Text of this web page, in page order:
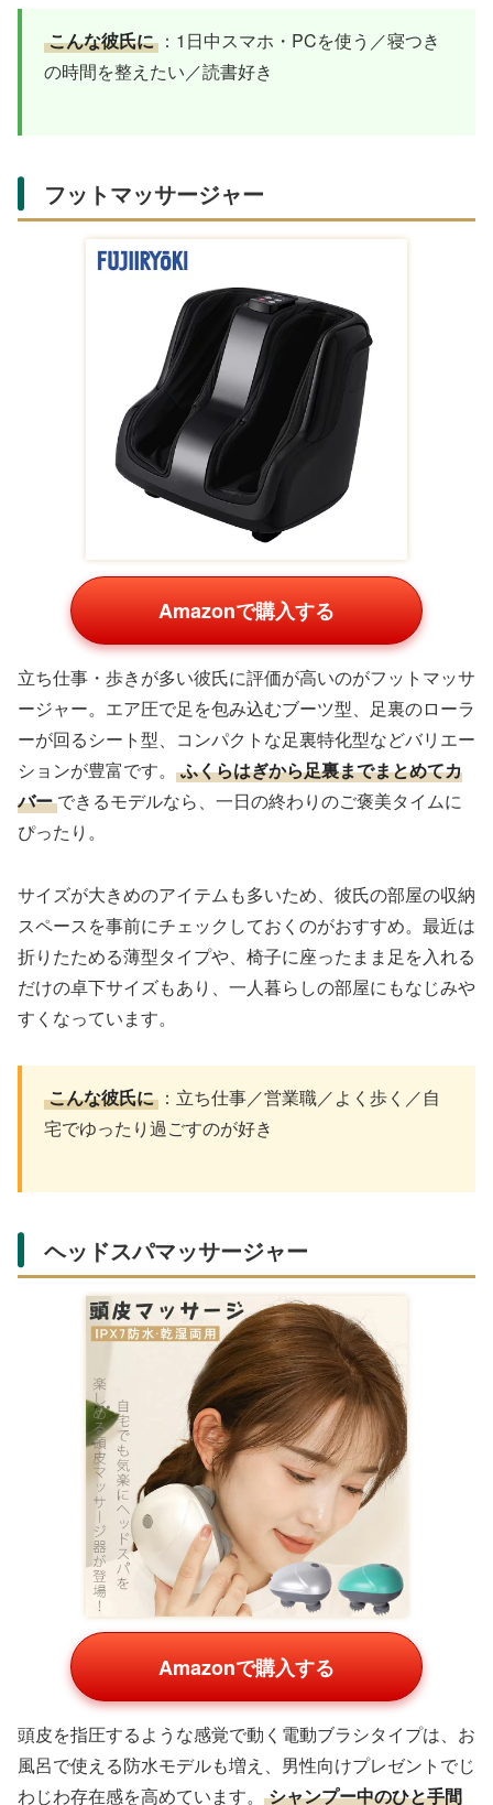
こんな彼氏に ：1日中スマホ・PCを使う／寝つき
の時間を整えたい／読書好き
フットマッサージャー
Amazonで購入する
立ち仕事・歩きが多い彼氏に評価が高いのがフットマッサ
ージャー。エア圧で足を包み込むブーツ型、足裏のローラ
ーが回るシート型、コンパクトな足裏特化型などバリエー
ションが豊富です。
ふくらはぎから足裏までまとめてカ
バー できるモデルなら、一日の終わりのご褒美タイムに
ぴったり。
サイズが大きめのアイテムも多いため、彼氏の部屋の収納
スペースを事前にチェックしておくのがおすすめ。最近は
折りたためる薄型タイプや、椅子に座ったまま足を入れる
だけの卓下サイズもあり、一人暮らしの部屋にもなじみや
すくなっています。
こんな彼氏に ：立ち仕事／営業職／よく歩く／自
宅でゆったり過ごすのが好き
ヘッドスパマッサージャー
Amazonで購入する
頭皮を指圧するような感覚で動く電動ブラシタイプは、お
風呂で使える防水モデルも増え、男性向けプレゼントでじ
わじわ存在感を高めています。
シャンプー中のひと手間